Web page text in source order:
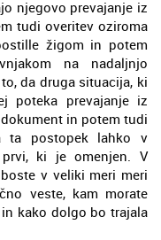
njegovo prevajanje iz
tudi overitev oziroma
žigom in potem
na nadaljnjo
da druga situacija, ki
poteka prevajanje iz
in potem tudi
ta postopek lahko v
ki je omenjen. V
v veliki meri meri
veste, kam morate
kako dolgo bo trajala